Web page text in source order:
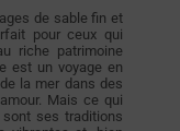
de sable fin et
pour ceux qui
riche patrimoine
est un voyage en
la mer dans des
Mais ce qui
ses traditions